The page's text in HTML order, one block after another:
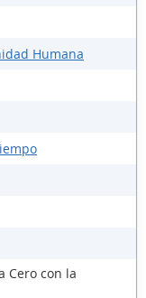
Humana
Cero con la